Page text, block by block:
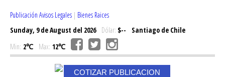
Publicación Avisos Legales | Bienes Raices
Sunday, 9 de August del 2026Dólar: $--
Santiago de Chile
Min: 2℃ Max: 12℃
COTIZAR PUBLICACION